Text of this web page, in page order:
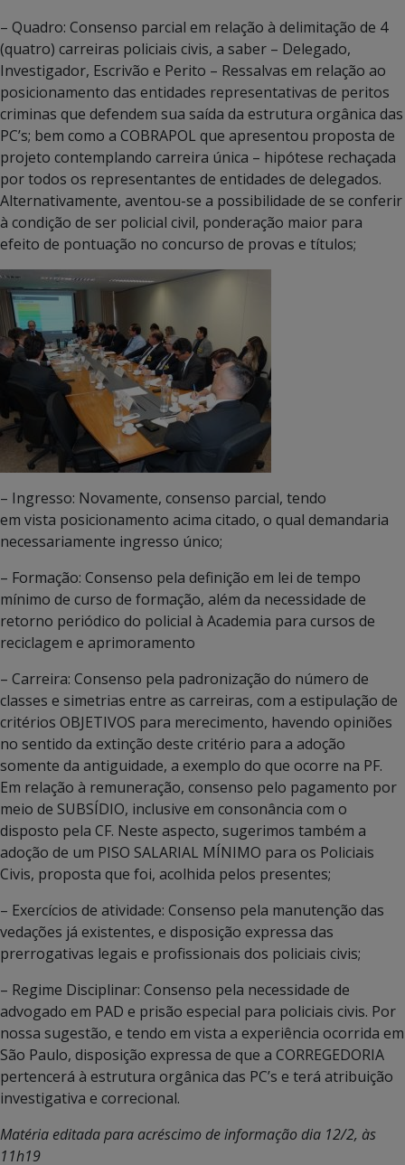
– Quadro: Consenso parcial em relação à delimitação de 4
(quatro) carreiras policiais civis, a saber – Delegado,
Investigador, Escrivão e Perito – Ressalvas em relação ao
posicionamento das entidades representativas de peritos
criminas que defendem sua saída da estrutura orgânica das
PC’s; bem como a COBRAPOL que apresentou proposta de
projeto contemplando carreira única – hipótese rechaçada
por todos os representantes de entidades de delegados.
Alternativamente, aventou-se a possibilidade de se conferir
à condição de ser policial civil, ponderação maior para
efeito de pontuação no concurso de provas e títulos;
– Ingresso: Novamente, consenso parcial, tendo
em vista posicionamento acima citado, o qual demandaria
necessariamente ingresso único;
– Formação: Consenso pela definição em lei de tempo
mínimo de curso de formação, além da necessidade de
retorno periódico do policial à Academia para cursos de
reciclagem e aprimoramento
– Carreira: Consenso pela padronização do número de
classes e simetrias entre as carreiras, com a estipulação de
critérios OBJETIVOS para merecimento, havendo opiniões
no sentido da extinção deste critério para a adoção
somente da antiguidade, a exemplo do que ocorre na PF.
Em relação à remuneração, consenso pelo pagamento por
meio de SUBSÍDIO, inclusive em consonância com o
disposto pela CF. Neste aspecto, sugerimos também a
adoção de um PISO SALARIAL MÍNIMO para os Policiais
Civis, proposta que foi, acolhida pelos presentes;
– Exercícios de atividade: Consenso pela manutenção das
vedações já existentes, e disposição expressa das
prerrogativas legais e profissionais dos policiais civis;
– Regime Disciplinar: Consenso pela necessidade de
advogado em PAD e prisão especial para policiais civis. Por
nossa sugestão, e tendo em vista a experiência ocorrida em
São Paulo, disposição expressa de que a CORREGEDORIA
pertencerá à estrutura orgânica das PC’s e terá atribuição
investigativa e correcional.
Matéria editada para acréscimo de informação dia 12/2, às
11h19